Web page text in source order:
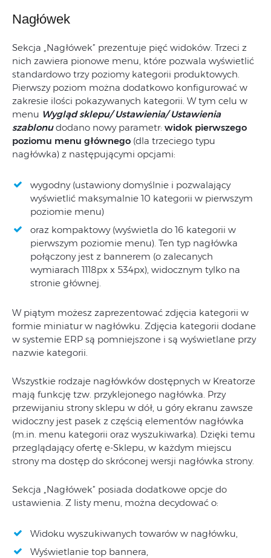
Nagłówek
Sekcja „Nagłówek” prezentuje pięć widoków. Trzeci z
nich zawiera pionowe menu, które pozwala wyświetlić
standardowo trzy poziomy kategorii produktowych.
Pierwszy poziom można dodatkowo konfigurować w
zakresie ilości pokazywanych kategorii. W tym celu w
menu Wygląd sklepu/ Ustawienia/ Ustawienia
szablonudodano nowy parametr: widok pierwszego
poziomu menu głównego (dla trzeciego typu
nagłówka) z następującymi opcjami:
wygodny (ustawiony domyślnie i pozwalający
wyświetlić maksymalnie 10 kategorii w pierwszym
poziomie menu)
oraz kompaktowy (wyświetla do 16 kategorii w
pierwszym poziomie menu). Ten typ nagłówka
połączony jest z bannerem (o zalecanych
wymiarach 1118px x 534px), widocznym tylko na
stronie głównej.
W piątym możesz zaprezentować zdjęcia kategorii w
formie miniatur w nagłówku. Zdjęcia kategorii dodane
w systemie ERP są pomniejszone i są wyświetlane przy
nazwie kategorii.
Wszystkie rodzaje nagłówków dostępnych w Kreatorze
mają funkcję tzw. przyklejonego nagłówka. Przy
przewijaniu strony sklepu w dół, u góry ekranu zawsze
widoczny jest pasek z częścią elementów nagłówka
(m.in. menu kategorii oraz wyszukiwarka). Dzięki temu
przeglądający ofertę e-Sklepu, w każdym miejscu
strony ma dostęp do skróconej wersji nagłówka strony.
Sekcja „Nagłówek” posiada dodatkowe opcje do
ustawienia. Z listy menu, można decydować o:
Widoku wyszukiwanych towarów w nagłówku,
Wyświetlanie top bannera,